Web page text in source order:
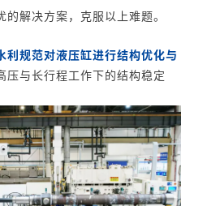
解决方案，克服以上难题。
利规范对液压缸进行结构优化与
压与长行程工作下的结构稳定